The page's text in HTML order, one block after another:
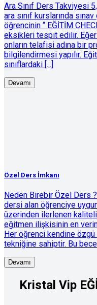
Ara Sınıf Ders Takviyesi
ara sınıf kurslarında
öğrencinin “ EĞİTİM
eksikleri tespit edilir.
onların telafisi adına bir
bilgilendirmesi yapılır.
sınıflardaki [...]
Devamı
Özel Ders İmkanı
Neden Birebir Özel Ders
dersi alan öğrenciye
üzerinden ilerlenen
eğitmen ilişkisinin en
Her öğrenci kendine
tekniğine sahiptir. Bu
Devamı
Kristal Vip